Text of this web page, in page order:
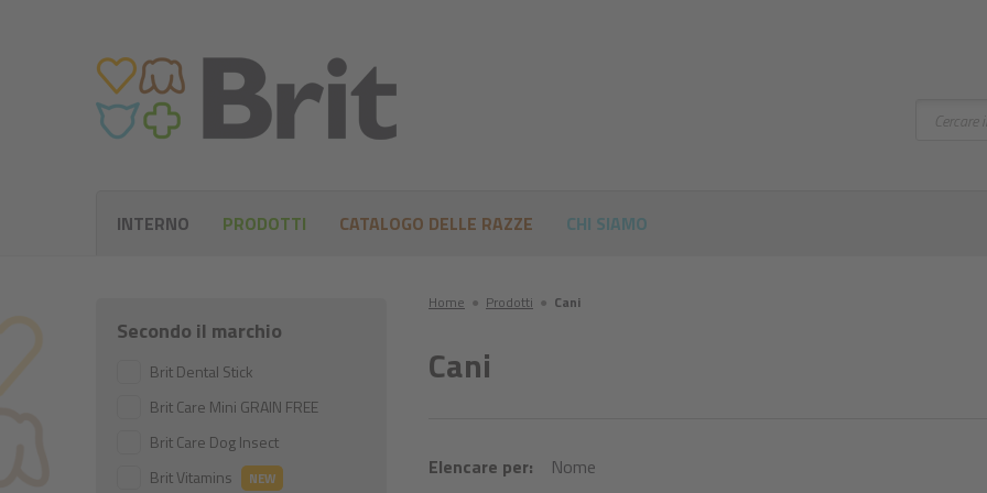
Home ● Prodotti ● Cani
Cani
Elencare per: Nome
Secondo il marchio
Brit Dental Stick
Brit Care Mini GRAIN FREE
Brit Care Dog Insect
Brit Vitamins
NEW
Cercare
INTERNO PRODOTTI CATALOGO DELLE RAZZE CHI SIAMO